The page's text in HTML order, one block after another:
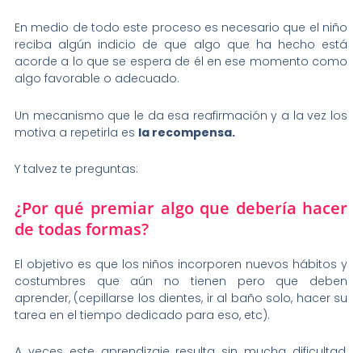
En medio de todo este proceso es necesario que el niño
reciba algún indicio de que algo que ha hecho está
acorde a lo que se espera de él en ese momento como
algo favorable o adecuado.
Un mecanismo que le da esa reafirmación y a la vez los
motiva a repetirla es la recompensa.
Y talvez te preguntas:
¿Por qué premiar algo que debería hacer
de todas formas?
El objetivo es que los niños incorporen nuevos hábitos y
costumbres que aún no tienen pero que deben
aprender, (cepillarse los dientes, ir al baño solo, hacer su
tarea en el tiempo dedicado para eso, etc).